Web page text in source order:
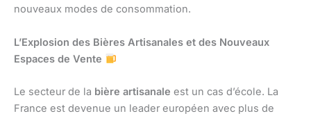
nouveaux modes de consommation.
L’Explosion des Bières Artisanales et des Nouveaux
Espaces de Vente
Le secteur de la bière artisanale est un cas d’école. La
France est devenue un leader européen avec plus de